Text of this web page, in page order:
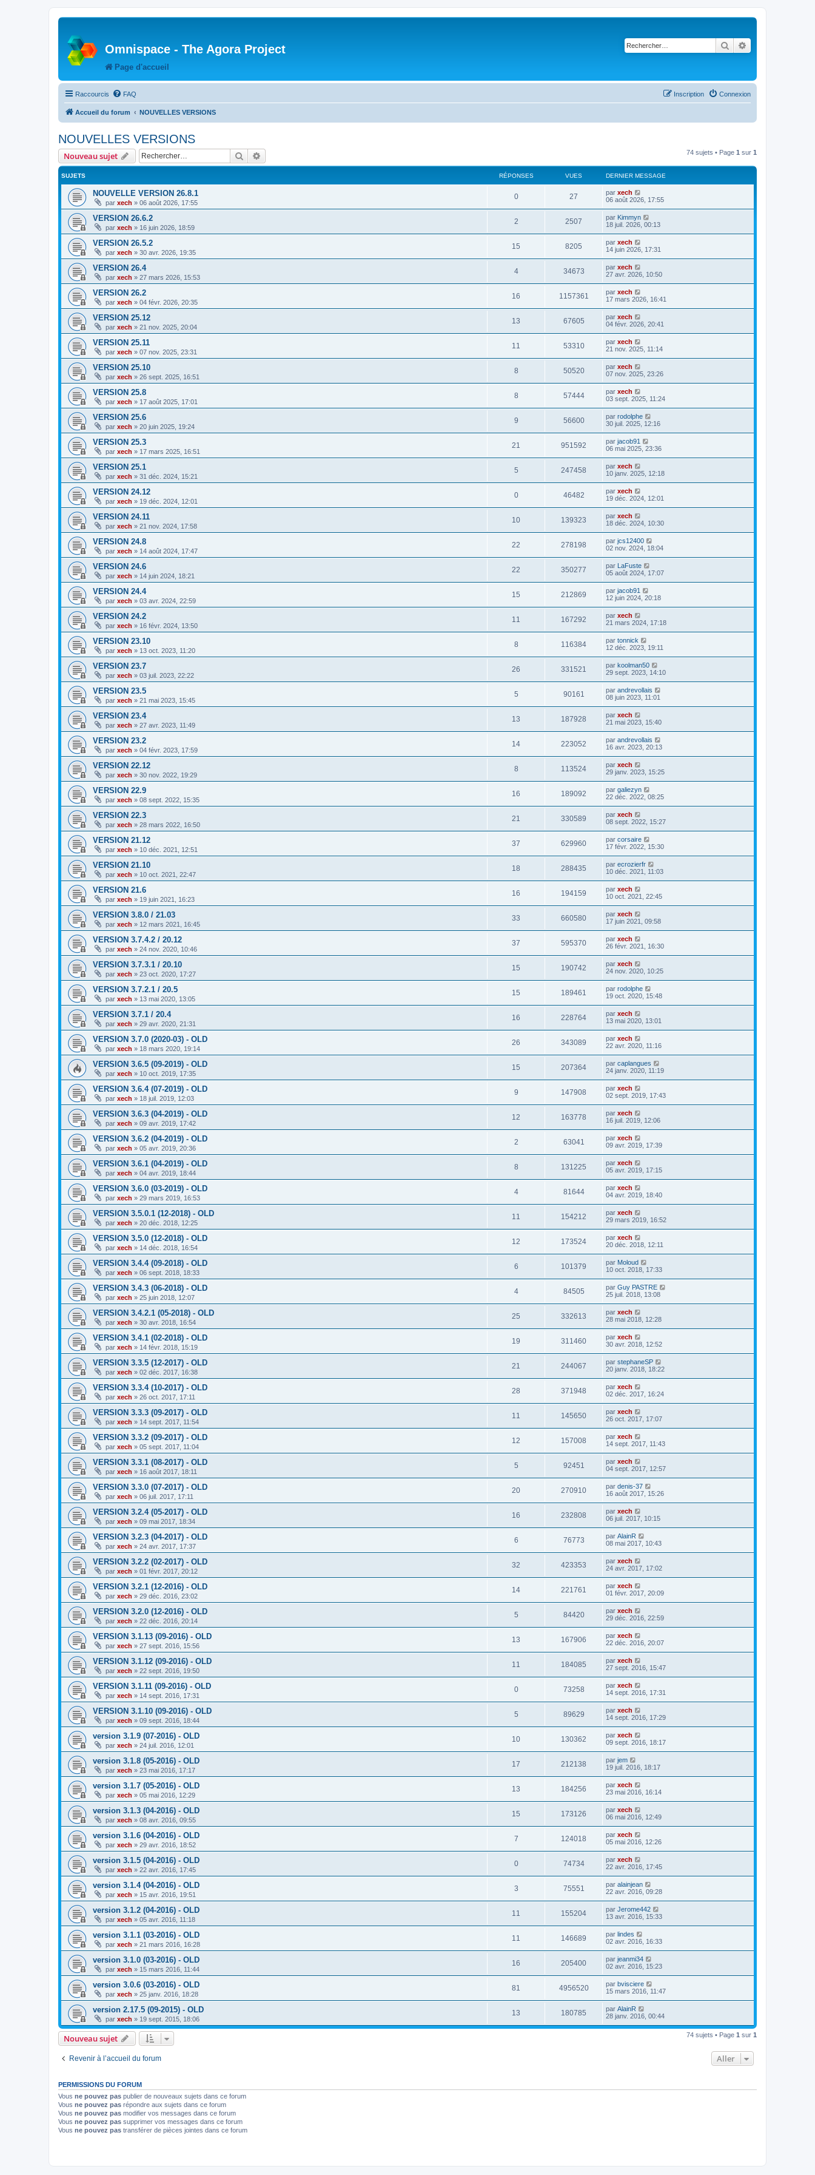
Omnispace - The Agora Project
Page d'accueil
Rechercher
Raccourcis FAQ Connexion
Inscription
Accueil du forum NOUVELLES VERSIONS
NOUVELLES VERSIONS
Nouveau sujet Rechercher 74 sujets • Page 1 sur 1
SUJETS RÉPONSES VUES DERNIER MESSAGE
NOUVELLE VERSION 26.8.1
par xech » 06 août 2026, 17:55
0 27 par xech
06 août 2026, 17:55
VERSION 26.6.2
par xech » 16 juin 2026, 18:59
2 2507 par Kimmyn
18 juil. 2026, 00:13
VERSION 26.5.2
par xech » 30 avr. 2026, 19:35
15 8205 par xech
14 juin 2026, 17:31
VERSION 26.4
par xech » 27 mars 2026, 15:53
4 34673 par xech
27 avr. 2026, 10:50
VERSION 26.2
par xech » 04 févr. 2026, 20:35
16 1157361 par xech
17 mars 2026, 16:41
VERSION 25.12
par xech » 21 nov. 2025, 20:04
13 67605 par xech
04 févr. 2026, 20:41
VERSION 25.11
par xech » 07 nov. 2025, 23:31
11 53310 par xech
21 nov. 2025, 11:14
VERSION 25.10
par xech » 26 sept. 2025, 16:51
8 50520 par xech
07 nov. 2025, 23:26
VERSION 25.8
par xech » 17 août 2025, 17:01
8 57444 par xech
03 sept. 2025, 11:24
VERSION 25.6
par xech » 20 juin 2025, 19:24
9 56600 par rodolphe
30 juil. 2025, 12:16
VERSION 25.3
par xech » 17 mars 2025, 16:51
21 951592 par jacob91
06 mai 2025, 23:36
VERSION 25.1
par xech » 31 déc. 2024, 15:21
5 247458 par xech
10 janv. 2025, 12:18
VERSION 24.12
par xech » 19 déc. 2024, 12:01
0 46482 par xech
19 déc. 2024, 12:01
VERSION 24.11
par xech » 21 nov. 2024, 17:58
10 139323 par xech
18 déc. 2024, 10:30
VERSION 24.8
par xech » 14 août 2024, 17:47
22 278198 par jcs12400
02 nov. 2024, 18:04
VERSION 24.6
par xech » 14 juin 2024, 18:21
22 350277 par LaFuste
05 août 2024, 17:07
VERSION 24.4
par xech » 03 avr. 2024, 22:59
15 212869 par jacob91
12 juin 2024, 20:18
VERSION 24.2
par xech » 16 févr. 2024, 13:50
11 167292 par xech
21 mars 2024, 17:18
VERSION 23.10
par xech » 13 oct. 2023, 11:20
8 116384 par tonnick
12 déc. 2023, 19:11
VERSION 23.7
par xech » 03 juil. 2023, 22:22
26 331521 par koolman50
29 sept. 2023, 14:10
VERSION 23.5
par xech » 21 mai 2023, 15:45
5 90161 par andrevollais
08 juin 2023, 11:01
VERSION 23.4
par xech » 27 avr. 2023, 11:49
13 187928 par xech
21 mai 2023, 15:40
VERSION 23.2
par xech » 04 févr. 2023, 17:59
14 223052 par andrevollais
16 avr. 2023, 20:13
VERSION 22.12
par xech » 30 nov. 2022, 19:29
8 113524 par xech
29 janv. 2023, 15:25
VERSION 22.9
par xech » 08 sept. 2022, 15:35
16 189092 par galiezyn
22 déc. 2022, 08:25
VERSION 22.3
par xech » 28 mars 2022, 16:50
21 330589 par xech
08 sept. 2022, 15:27
VERSION 21.12
par xech » 10 déc. 2021, 12:51
37 629960 par corsaire
17 févr. 2022, 15:30
VERSION 21.10
par xech » 10 oct. 2021, 22:47
18 288435 par ecrozierfr
10 déc. 2021, 11:03
VERSION 21.6
par xech » 19 juin 2021, 16:23
16 194159 par xech
10 oct. 2021, 22:45
VERSION 3.8.0 / 21.03
par xech » 12 mars 2021, 16:45
33 660580 par xech
17 juin 2021, 09:58
VERSION 3.7.4.2 / 20.12
par xech » 24 nov. 2020, 10:46
37 595370 par xech
26 févr. 2021, 16:30
VERSION 3.7.3.1 / 20.10
par xech » 23 oct. 2020, 17:27
15 190742 par xech
24 nov. 2020, 10:25
VERSION 3.7.2.1 / 20.5
par xech » 13 mai 2020, 13:05
15 189461 par rodolphe
19 oct. 2020, 15:48
VERSION 3.7.1 / 20.4
par xech » 29 avr. 2020, 21:31
16 228764 par xech
13 mai 2020, 13:01
VERSION 3.7.0 (2020-03) - OLD
par xech » 18 mars 2020, 19:14
26 343089 par xech
22 avr. 2020, 11:16
VERSION 3.6.5 (09-2019) - OLD
par xech » 10 oct. 2019, 17:35
15 207364 par caplangues
24 janv. 2020, 11:19
VERSION 3.6.4 (07-2019) - OLD
par xech » 18 juil. 2019, 12:03
9 147908 par xech
02 sept. 2019, 17:43
VERSION 3.6.3 (04-2019) - OLD
par xech » 09 avr. 2019, 17:42
12 163778 par xech
16 juil. 2019, 12:06
VERSION 3.6.2 (04-2019) - OLD
par xech » 05 avr. 2019, 20:36
2 63041 par xech
09 avr. 2019, 17:39
VERSION 3.6.1 (04-2019) - OLD
par xech » 04 avr. 2019, 18:44
8 131225 par xech
05 avr. 2019, 17:15
VERSION 3.6.0 (03-2019) - OLD
par xech » 29 mars 2019, 16:53
4 81644 par xech
04 avr. 2019, 18:40
VERSION 3.5.0.1 (12-2018) - OLD
par xech » 20 déc. 2018, 12:25
11 154212 par xech
29 mars 2019, 16:52
VERSION 3.5.0 (12-2018) - OLD
par xech » 14 déc. 2018, 16:54
12 173524 par xech
20 déc. 2018, 12:11
VERSION 3.4.4 (09-2018) - OLD
par xech » 06 sept. 2018, 18:33
6 101379 par Moloud
10 oct. 2018, 17:33
VERSION 3.4.3 (06-2018) - OLD
par xech » 25 juin 2018, 12:07
4 84505 par Guy PASTRE
25 juil. 2018, 13:08
VERSION 3.4.2.1 (05-2018) - OLD
par xech » 30 avr. 2018, 16:54
25 332613 par xech
28 mai 2018, 12:28
VERSION 3.4.1 (02-2018) - OLD
par xech » 14 févr. 2018, 15:19
19 311460 par xech
30 avr. 2018, 12:52
VERSION 3.3.5 (12-2017) - OLD
par xech » 02 déc. 2017, 16:38
21 244067 par stephaneSP
20 janv. 2018, 18:22
VERSION 3.3.4 (10-2017) - OLD
par xech » 26 oct. 2017, 17:11
28 371948 par xech
02 déc. 2017, 16:24
VERSION 3.3.3 (09-2017) - OLD
par xech » 14 sept. 2017, 11:54
11 145650 par xech
26 oct. 2017, 17:07
VERSION 3.3.2 (09-2017) - OLD
par xech » 05 sept. 2017, 11:04
12 157008 par xech
14 sept. 2017, 11:43
VERSION 3.3.1 (08-2017) - OLD
par xech » 16 août 2017, 18:11
5 92451 par xech
04 sept. 2017, 12:57
VERSION 3.3.0 (07-2017) - OLD
par xech » 06 juil. 2017, 17:11
20 270910 par denis-37
16 août 2017, 15:26
VERSION 3.2.4 (05-2017) - OLD
par xech » 09 mai 2017, 18:34
16 232808 par xech
06 juil. 2017, 10:15
VERSION 3.2.3 (04-2017) - OLD
par xech » 24 avr. 2017, 17:37
6 76773 par AlainR
08 mai 2017, 10:43
VERSION 3.2.2 (02-2017) - OLD
par xech » 01 févr. 2017, 20:12
32 423353 par xech
24 avr. 2017, 17:02
VERSION 3.2.1 (12-2016) - OLD
par xech » 29 déc. 2016, 23:02
14 221761 par xech
01 févr. 2017, 20:09
VERSION 3.2.0 (12-2016) - OLD
par xech » 22 déc. 2016, 20:14
5 84420 par xech
29 déc. 2016, 22:59
VERSION 3.1.13 (09-2016) - OLD
par xech » 27 sept. 2016, 15:56
13 167906 par xech
22 déc. 2016, 20:07
VERSION 3.1.12 (09-2016) - OLD
par xech » 22 sept. 2016, 19:50
11 184085 par xech
27 sept. 2016, 15:47
VERSION 3.1.11 (09-2016) - OLD
par xech » 14 sept. 2016, 17:31
0 73258 par xech
14 sept. 2016, 17:31
VERSION 3.1.10 (09-2016) - OLD
par xech » 09 sept. 2016, 18:44
5 89629 par xech
14 sept. 2016, 17:29
version 3.1.9 (07-2016) - OLD
par xech » 24 juil. 2016, 12:01
10 130362 par xech
09 sept. 2016, 18:17
version 3.1.8 (05-2016) - OLD
par xech » 23 mai 2016, 17:17
17 212138 par jem
19 juil. 2016, 18:17
version 3.1.7 (05-2016) - OLD
par xech » 05 mai 2016, 12:29
13 184256 par xech
23 mai 2016, 16:14
version 3.1.3 (04-2016) - OLD
par xech » 08 avr. 2016, 09:55
15 173126 par xech
06 mai 2016, 12:49
version 3.1.6 (04-2016) - OLD
par xech » 29 avr. 2016, 18:52
7 124018 par xech
05 mai 2016, 12:26
version 3.1.5 (04-2016) - OLD
par xech » 22 avr. 2016, 17:45
0 74734 par xech
22 avr. 2016, 17:45
version 3.1.4 (04-2016) - OLD
par xech » 15 avr. 2016, 19:51
3 75551 par alainjean
22 avr. 2016, 09:28
version 3.1.2 (04-2016) - OLD
par xech » 05 avr. 2016, 11:18
11 155204 par Jerome442
13 avr. 2016, 15:33
version 3.1.1 (03-2016) - OLD
par xech » 21 mars 2016, 16:28
11 146689 par lindes
02 avr. 2016, 16:33
version 3.1.0 (03-2016) - OLD
par xech » 15 mars 2016, 11:44
16 205400 par jeanmi34
02 avr. 2016, 15:23
version 3.0.6 (03-2016) - OLD
par xech » 25 janv. 2016, 18:28
81 4956520 par bvisciere
15 mars 2016, 11:47
version 2.17.5 (09-2015) - OLD
par xech » 19 sept. 2015, 18:06
13 180785 par AlainR
28 janv. 2016, 00:44
Nouveau sujet 74 sujets • Page 1 sur 1
Revenir à l’accueil du forum Aller
PERMISSIONS DU FORUM
Vous ne pouvez pas publier de nouveaux sujets dans ce forum
Vous ne pouvez pas répondre aux sujets dans ce forum
Vous ne pouvez pas modifier vos messages dans ce forum
Vous ne pouvez pas supprimer vos messages dans ce forum
Vous ne pouvez pas transférer de pièces jointes dans ce forum